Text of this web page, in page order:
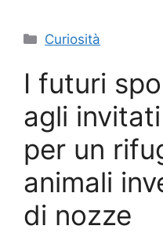
Categorie
Curiosità
I futuri
agli
per un
animali
di nozze